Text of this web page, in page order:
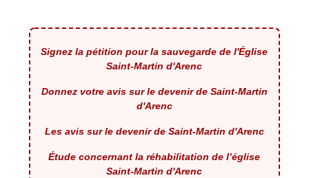
Signez la pétition pour la sauvegarde de l'Église
Saint-Martin d'Arenc
Donnez votre avis sur le devenir de Saint-Martin
d'Arenc
Les avis sur le devenir de Saint-Martin d'Arenc
Étude concernant la réhabilitation de l’église
Saint-Martin d'Arenc